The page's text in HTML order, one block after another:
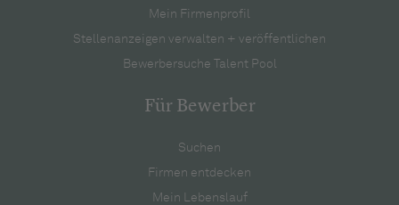
Mein Firmenprofil
Stellenanzeigen verwalten + veröffentlichen
Bewerbersuche Talent Pool
Für Bewerber
Suchen
Firmen entdecken
Mein Lebenslauf